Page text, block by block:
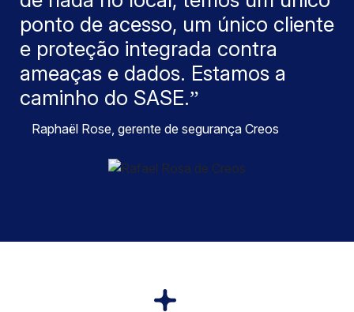
ponto de acesso, um único cliente
e proteção integrada contra
ameaças e dados. Estamos a
caminho do SASE.
Raphaël Rose, gerente de segurança Creos